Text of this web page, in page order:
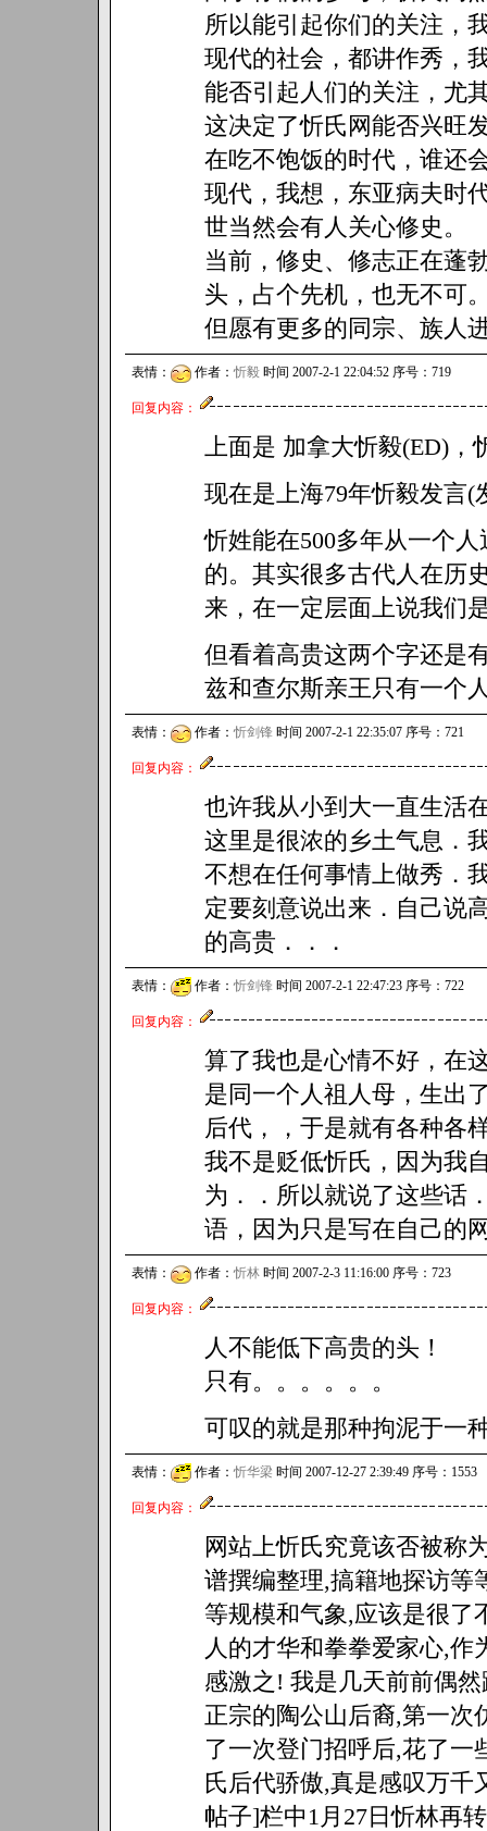
所以能引起你们的关注，
现代的社会，都讲作秀，
能否引起人们的关注，尤
这决定了忻氏网能否兴旺
在吃不饱饭的时代，谁还
现代，我想，东亚病夫时
世当然会有人关心修史。
当前，修史、修志正在蓬
头，占个先机，也无不可
但愿有更多的同宗、族人
表情： 作者：忻毅 时间 2007-2-1 22:04:52 序号：719
回复内容：
上面是 加拿大忻毅(ED)，
现在是上海79年忻毅发言(
忻姓能在500多年从一个
的。其实很多古代人在历
来，在一定层面上说我们
但看着高贵这两个字还是
兹和查尔斯亲王只有一个
表情： 作者：忻剑锋 时间 2007-2-1 22:35:07 序号：721
回复内容：
也许我从小到大一直生活
这里是很浓的乡土气息．
不想在任何事情上做秀．
定要刻意说出来．自己说
的高贵．．．
表情： 作者：忻剑锋 时间 2007-2-1 22:47:23 序号：722
回复内容：
算了我也是心情不好，在
是同一个人祖人母，生出
后代，，于是就有各种各
我不是贬低忻氏，因为我
为．．所以就说了这些话
语，因为只是写在自己的
表情： 作者：忻林 时间 2007-2-3 11:16:00 序号：723
回复内容：
人不能低下高贵的头！
只有。。。。。。
可叹的就是那种拘泥于一
表情： 作者：忻华梁 时间 2007-12-27 2:39:49 序号：1553
回复内容：
网站上忻氏究竟该否被称
谱撰编整理,搞籍地探访等
等规模和气象,应该是很了
人的才华和拳拳爱家心,
感激之! 我是几天前前偶
正宗的陶公山后裔,第一次
了一次登门招呼后,花了一
氏后代骄傲,真是感叹万
帖子]栏中1月27日忻林再